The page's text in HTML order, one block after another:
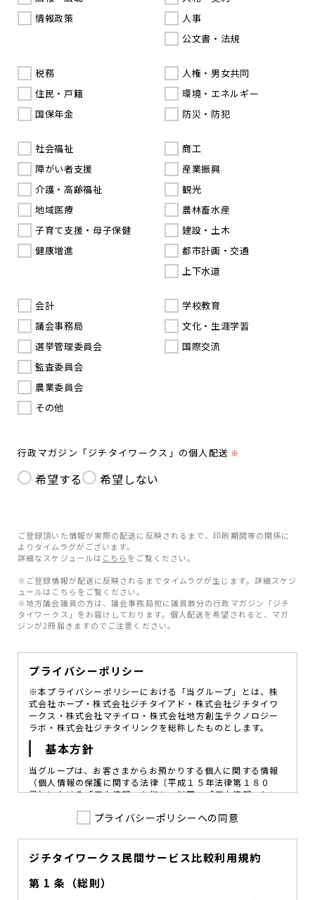
情報政策
人事
公文書・法規
税務
住民・戸籍
国保年金
人権・男女共同
環境・エネルギー
防災・防犯
社会福祉
障がい者支援
介護・高齢福祉
地域医療
子育て支援・母子保健
健康増進
商工
産業振興
観光
農林畜水産
建設・土木
都市計画・交通
上下水道
会計
議会事務局
選挙管理委員会
監査委員会
農業委員会
その他
学校教育
文化・生涯学習
国際交流
行政マガジン「ジチタイワークス」の個人配送 ※
希望する 希望しない
ご登録頂いた情報が実際の配送に反映されるまで、印刷期間等の関係に
よりタイムラグがございます。
詳細なスケジュールは こちら をご覧ください。
※ご登録情報が配送に反映されるまでタイムラグが生じます。詳細スケジ
ュールはこちらをご覧ください。
※地方議会議員の方は、議会事務局宛に議員数分の行政マガジン「ジチ
タイワークス」をお届けしております。個人配送を希望されると、マガ
ジンが2冊届きますのでご注意ください。
プライバシーポリシー
※本プライバシーポリシーにおける「当グループ」とは、株
式会社ホープ・株式会社ジチタイアド・株式会社ジチタイワ
ークス・株式会社マチイロ・株式会社地方創生テクノロジー
ラボ・株式会社ジチタイリンクを総称したものとします。
基本方針
当グループは、お客さまからお預かりする個人に関する情報
（個人情報の保護に関する法律〔平成１５年法律第１８０
号〕における「個人情報」を指し、以下、「個人情報」とい
図ることが、重要な社会的責務であると考えております。
を定め、役員及び従業員に個人情報保護の重要性の認識と取
組みを徹底させることによって、個人情報の適切な取り扱い
に努めてまいります。
プライバシーポリシーへの同意
ジチタイワークス民間サービス比較利用規約
第 1 条（総則）